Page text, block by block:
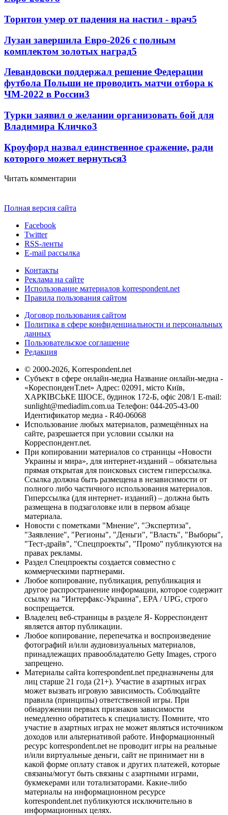
Торнтон умер от падения на настил - врач5
Лузан завершила Евро-2026 с полным
комплектом золотых наград5
Левандовски поддержал решение Федерации
футбола Польши не проводить матчи отбора к
ЧМ-2022 в России3
Турки заявил о желании организовать бой для
Владимира Кличко3
Кроуфорд назвал единственное сражение, ради
которого может вернуться3
Читать комментарии
Полная версия сайта
Facebook
Twitter
RSS-ленты
E-mail рассылка
Контакты
Реклама на сайте
Использование материалов korrespondent.net
Правила пользования сайтом
Договор пользования сайтом
Политика в сфере конфиденциальности и персональных
данных
Пользовательское соглашение
Редакция
© 2000-2026, Korrespondent.net
Субъект в сфере онлайн-медиа Название онлайн-медиа -
«КореспонденТ.net» Адрес: 02091, місто Київ,
ХАРКІВСЬКЕ ШОСЕ, будинок 172-Б, офіс 208/1 E-mail:
sunlight@mediadim.com.ua Телефон: 044-205-43-00
Идентификатор медиа - R40-06068
Использование любых материалов, размещённых на
сайте, разрешается при условии ссылки на
Корреспондент.net.
При копировании материалов со страницы «Новости
Украины и мира», для интернет-изданий – обязательна
прямая открытая для поисковых систем гиперссылка.
Ссылка должна быть размещена в независимости от
полного либо частичного использования материалов.
Гиперссылка (для интернет- изданий) – должна быть
размещена в подзаголовке или в первом абзаце
материала.
Новости с пометками "Мнение", "Экспертиза",
"Заявление", "Регионы", "Деньги", "Власть", "Выборы",
"Тест-драйв", "Спецпроекты", "Промо" публикуются на
правах рекламы.
Раздел Спецпроекты создается совместно с
коммерческими партнерами.
Любое копирование, публикация, републикация и
другое распространение информации, которое содержит
ссылку на "Интерфакс-Украина", EPA / UPG, строго
воспрещается.
Владелец веб-страницы в разделе Я- Корреспондент
является автор публикации.
Любое копирование, перепечатка и воспроизведение
фотографий и/или аудиовизуальных материалов,
принадлежащих правообладателю Getty Images, строго
запрещено.
Материалы сайта korrespondent.net предназначены для
лиц старше 21 года (21+). Участие в азартных играх
может вызвать игровую зависимость. Соблюдайте
правила (принципы) ответственной игры. При
обнаружении первых признаков зависимости
немедленно обратитесь к специалисту. Помните, что
участие в азартных играх не может являться источником
доходов или альтернативой работе. Информационный
ресурс korrespondent.net не проводит игры на реальные
и/или виртуальные деньги, сайт не принимает ни в
какой форме оплату ставок и других платежей, которые
связаны/могут быть связаны с азартными играми,
букмекерами или тотализаторами. Какие-либо
материалы на информационном ресурсе
korrespondent.net публикуются исключительно в
информационных целях.